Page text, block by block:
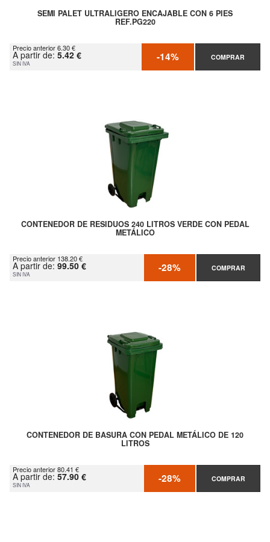
SEMI PALET ULTRALIGERO ENCAJABLE CON 6 PIES
REF.PG220
Precio anterior 6.30 €
A partir de: 5.42 €
SIN IVA -14% COMPRAR
CONTENEDOR DE RESIDUOS 240 LITROS VERDE CON PEDAL
METÁLICO
Precio anterior 138.20 €
A partir de: 99.50 €
SIN IVA -28% COMPRAR
CONTENEDOR DE BASURA CON PEDAL METÁLICO DE 120
LITROS
Precio anterior 80.41 €
A partir de: 57.90 €
SIN IVA -28% COMPRAR